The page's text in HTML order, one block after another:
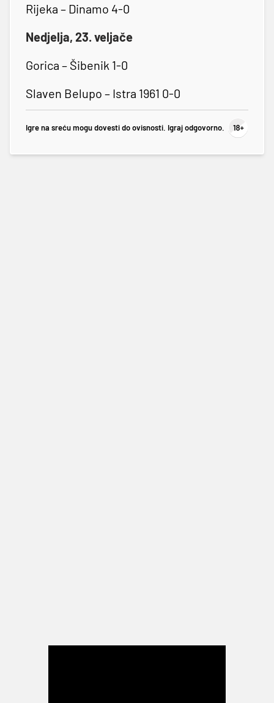
Rijeka – Dinamo 4-0
Nedjelja, 23. veljače
Gorica – Šibenik 1-0
Slaven Belupo – Istra 1961 0-0
Igre na sreću mogu dovesti do ovisnosti. Igraj odgovorno.